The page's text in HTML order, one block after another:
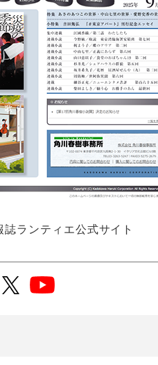
誌ランティエ公式サイト